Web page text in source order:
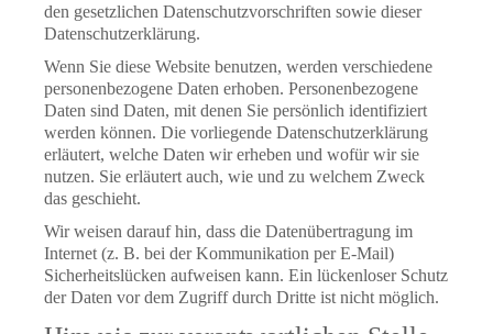
den gesetzlichen Datenschutzvorschriften sowie dieser
Datenschutzerklärung.
Wenn Sie diese Website benutzen, werden verschiedene
personenbezogene Daten erhoben. Personenbezogene
Daten sind Daten, mit denen Sie persönlich identifiziert
werden können. Die vorliegende Datenschutzerklärung
erläutert, welche Daten wir erheben und wofür wir sie
nutzen. Sie erläutert auch, wie und zu welchem Zweck
das geschieht.
Wir weisen darauf hin, dass die Datenübertragung im
Internet (z. B. bei der Kommunikation per E-Mail)
Sicherheitslücken aufweisen kann. Ein lückenloser Schutz
der Daten vor dem Zugriff durch Dritte ist nicht möglich.